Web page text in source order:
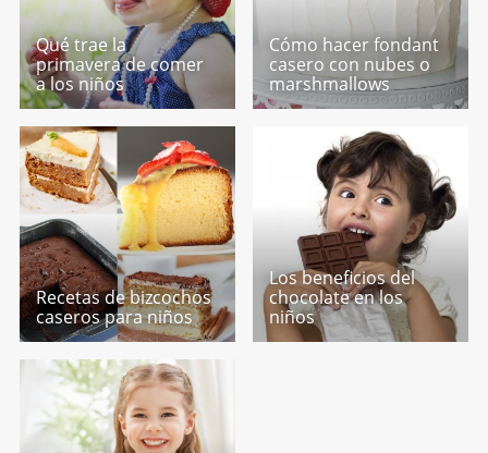
Qué trae la
primavera de comer
a los niños
Cómo hacer fondant
casero con nubes o
marshmallows
Recetas de bizcochos
caseros para niños
Los beneficios del
chocolate en los
niños